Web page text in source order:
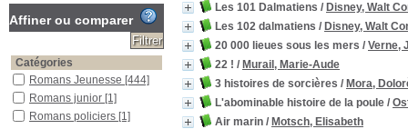
Les 101 Dalmatiens / Disney, Walt
Les 102 dalmatiens / Disney, Walt
20 000 lieues sous les mers / Verne,
22 ! / Murail, Marie-Aude
3 histoires de sorcières / Mora,
L'abominable histoire de la poule /
Air marin / Motsch, Elisabeth
Affiner ou comparer
Catégories
Romans Jeunesse [444]
Romans junior [1]
Romans policiers [1]